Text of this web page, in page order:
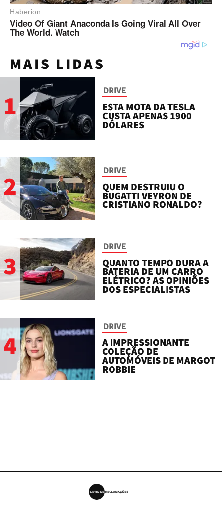
MAIS LIDAS
1 DRIVE
ESTA MOTA DA TESLA
CUSTA APENAS 1900
DÓLARES
2 DRIVE
QUEM DESTRUIU O
BUGATTI VEYRON DE
CRISTIANO RONALDO?
3
DRIVE
QUANTO TEMPO DURA A
BATERIA DE UM CARRO
ELÉTRICO? AS OPINIÕES
DOS ESPECIALISTAS
4
DRIVE
A IMPRESSIONANTE
COLEÇÃO DE
AUTOMÓVEIS DE MARGOT
ROBBIE